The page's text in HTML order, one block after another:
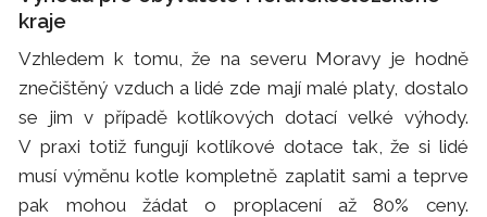
kraje
Vzhledem k tomu, že na severu Moravy je hodně
znečištěný vzduch a lidé zde mají malé platy, dostalo
se jim v případě kotlíkových dotací velké výhody.
V praxi totiž fungují kotlíkové dotace tak, že si lidé
musí výměnu kotle kompletně zaplatit sami a teprve
pak mohou žádat o proplacení až 80% ceny.